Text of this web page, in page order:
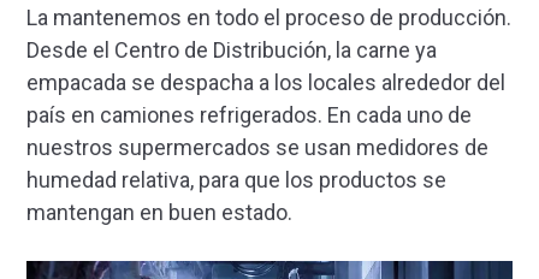
La mantenemos en todo el proceso de producción.
Desde el Centro de Distribución, la carne ya
empacada se despacha a los locales alrededor del
país en camiones refrigerados. En cada uno de
nuestros supermercados se usan medidores de
humedad relativa, para que los productos se
mantengan en buen estado.